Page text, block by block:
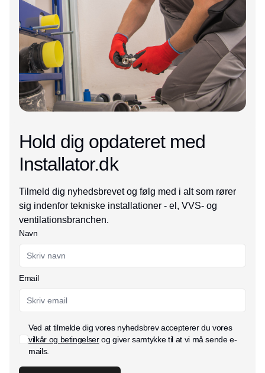
Hold dig opdateret med
Installator.dk
Tilmeld dig nyhedsbrevet og følg med i alt som rører
sig indenfor tekniske installationer - el, VVS- og
ventilationsbranchen.
Navn
Email
Ved at tilmelde dig vores nyhedsbrev accepterer du vores
vilkår og betingelserog giver samtykke til at vi må sende e-
mails.